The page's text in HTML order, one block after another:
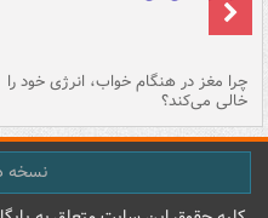
چرا مغز در هنگام خواب، انرژی خود را
خالی می‌کند؟
نسخه